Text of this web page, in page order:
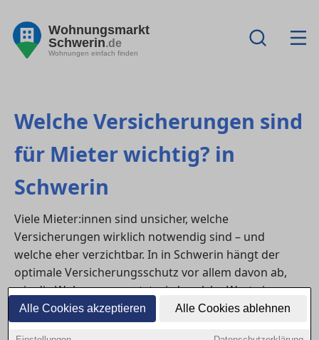
Alle Cookies akzeptieren Alle Cookies ablehnen
Wohnungsmarkt
Schwerin.de
Wohnungen einfach finden
Welche Versicherungen sind
für Mieter wichtig? in
Schwerin
Viele Mieter:innen sind unsicher, welche
Versicherungen wirklich notwendig sind – und
welche eher verzichtbar. In in Schwerin hängt der
optimale Versicherungsschutz vor allem davon ab,
wie die Wohnung genutzt wird, welche Werte im
Haushalt vorhanden sind und welche Risiken im
Alltag bestehen. Einige Policen gelten jedoch als